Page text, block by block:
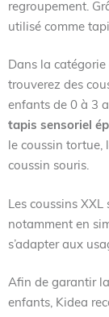
regroupement.
utilisé comme
Dans la
trouverez des
enfants de 0 à 3
tapis sensoriel
le coussin tortue,
coussin souris.
Les coussins
notamment en
s’adapter aux
Afin de garantir
enfants, Kidea